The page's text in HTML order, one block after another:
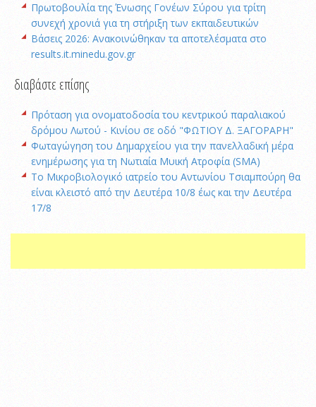
Πρωτοβουλία της Ένωσης Γονέων Σύρου για τρίτη
συνεχή χρονιά για τη στήριξη των εκπαιδευτικών
Βάσεις 2026: Ανακοινώθηκαν τα αποτελέσματα στο
results.it.minedu.gov.gr
διαβάστε επίσης
Πρόταση για ονοματοδοσία του κεντρικού παραλιακού
δρόμου Λωτού - Κινίου σε οδό "ΦΩΤΙΟΥ Δ. ΞΑΓΟΡΑΡΗ"
Φωταγώγηση του Δημαρχείου για την πανελλαδική μέρα
ενημέρωσης για τη Νωτιαία Μυική Ατροφία (SMA)
Το Μικροβιολογικό ιατρείο του Αντωνίου Τσιαμπούρη θα
είναι κλειστό από την Δευτέρα 10/8 έως και την Δευτέρα
17/8